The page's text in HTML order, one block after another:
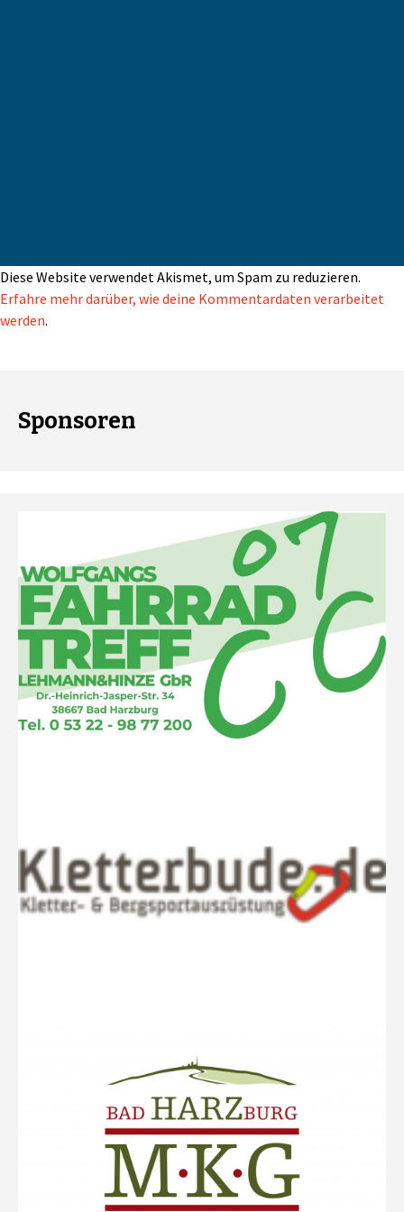
Diese Website verwendet Akismet, um Spam zu reduzieren.
Erfahre mehr darüber, wie deine Kommentardaten verarbeitet
werden.
Sponsoren